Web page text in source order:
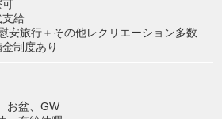
可
給
安旅行＋その他レクリエーション多数
制度あり
お盆、GW